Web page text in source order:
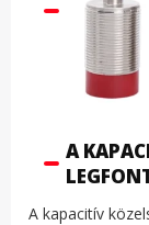
A
A kapacitív